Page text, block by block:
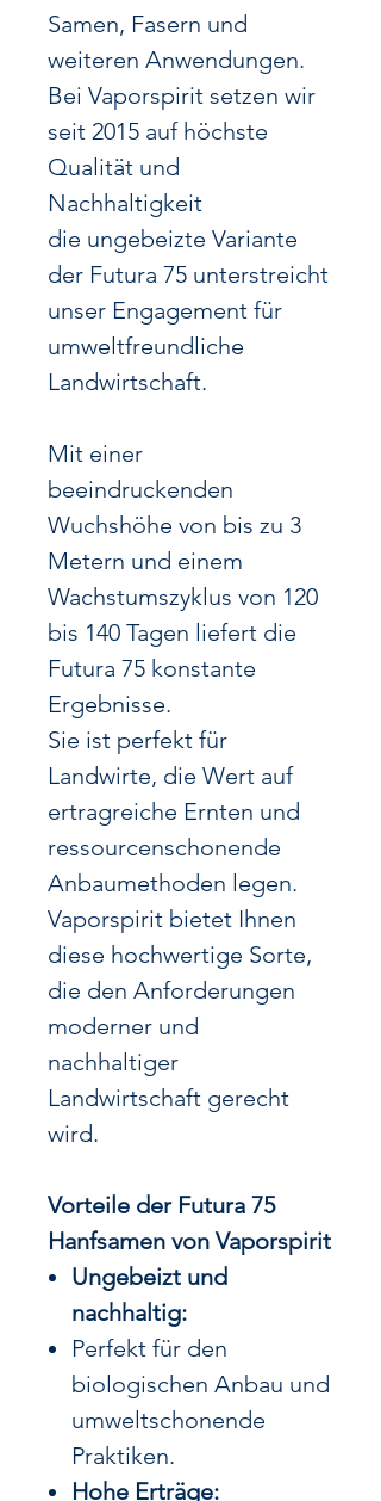
Samen, Fasern und
weiteren Anwendungen.
Bei Vaporspirit setzen wir
seit 2015 auf höchste
Qualität und
Nachhaltigkeit
die ungebeizte Variante
der Futura 75 unterstreicht
unser Engagement für
umweltfreundliche
Landwirtschaft.
Mit einer
beeindruckenden
Wuchshöhe von bis zu 3
Metern und einem
Wachstumszyklus von 120
bis 140 Tagen liefert die
Futura 75 konstante
Ergebnisse.
Sie ist perfekt für
Landwirte, die Wert auf
ertragreiche Ernten und
ressourcenschonende
Anbaumethoden legen.
Vaporspirit bietet Ihnen
diese hochwertige Sorte,
die den Anforderungen
moderner und
nachhaltiger
Landwirtschaft gerecht
wird.
Vorteile der Futura 75
Hanfsamen von Vaporspirit
Ungebeizt und
nachhaltig:
Perfekt für den
biologischen Anbau und
umweltschonende
Praktiken.
Hohe Erträge: